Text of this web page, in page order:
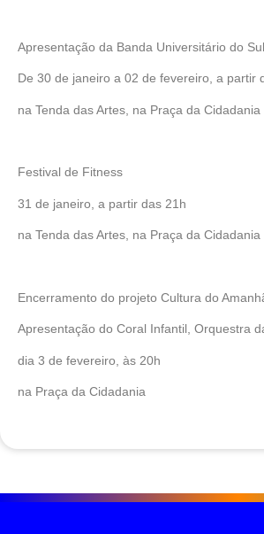
Apresentação da Banda Universitário do Sul
De 30 de janeiro a 02 de fevereiro, a partir
na Tenda das Artes, na Praça da Cidadania
Festival de Fitness
31 de janeiro, a partir das 21h
na Tenda das Artes, na Praça da Cidadania
Encerramento do projeto Cultura do
Apresentação do Coral Infantil, Orquestra
dia 3 de fevereiro, às 20h
na Praça da Cidadania